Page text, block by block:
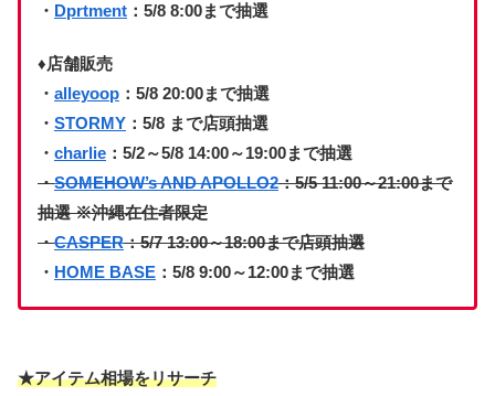
・ Dprtment ：5/8 8:00まで抽選
♦店舗販売
・ alleyoop ：5/8 20:00まで抽選
・ STORMY ：5/8 まで店頭抽選
・ charlie ：5/2～5/8 14:00～19:00まで抽選
・SOMEHOW’s AND APOLLO2：5/5 11:00～21:00まで
抽選 ※沖縄在住者限定
・CASPER：5/7 13:00～18:00まで店頭抽選
・ HOME BASE ：5/8 9:00～12:00まで抽選
★アイテム相場をリサーチ